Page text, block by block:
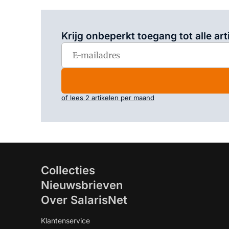
Krijg onbeperkt toegang tot alle
of lees 2 artikelen per maand
Collecties
Nieuwsbrieven
Over SalarisNet
Klantenservice